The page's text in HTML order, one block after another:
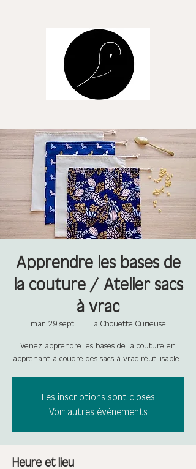
Apprendre les bases de
la couture / Atelier sacs
à vrac
mar. 29 sept.
  |
La Chouette Curieuse
Venez apprendre les bases de la couture en
apprenant à coudre des sacs à vrac réutilisable !
Les inscriptions sont closes
Voir autres événements
Heure et lieu